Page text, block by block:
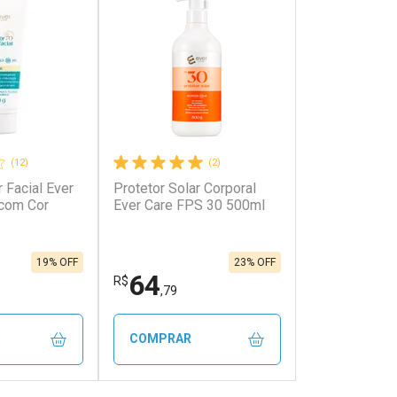
(12)
Facial Ever
Cor
19% OFF
(2)
Protetor Solar Corporal
Ever Care FPS 30 500ml
R$64,79
23% OFF
COMPRAR